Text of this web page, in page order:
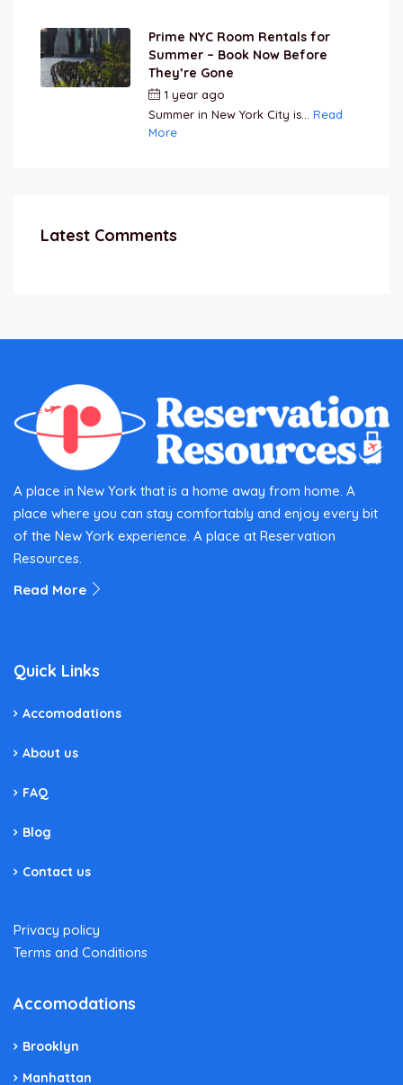
Prime NYC Room Rentals for
Summer – Book Now Before
They’re Gone
1 year ago
Summer in New York City is... Read
More
Latest Comments
A place in New York that is a home away from home. A
place where you can stay comfortably and enjoy every bit
of the New York experience. A place at Reservation
Resources.
Read More
Quick Links
Accomodations
About us
FAQ
Blog
Contact us
Privacy policy
Terms and Conditions
Accomodations
Brooklyn
Manhattan